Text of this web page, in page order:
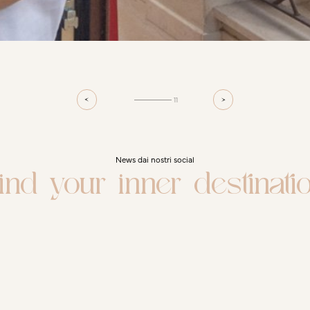
11
News dai nostri social
your inner